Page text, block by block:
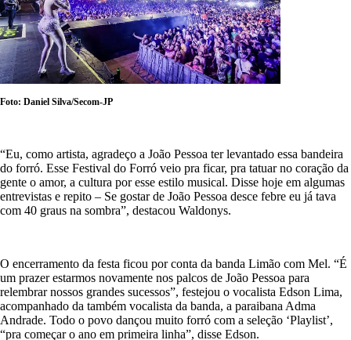
Foto: Daniel Silva/Secom-JP
“Eu, como artista, agradeço a João Pessoa ter levantado essa bandeira
do forró. Esse Festival do Forró veio pra ficar, pra tatuar no coração da
gente o amor, a cultura por esse estilo musical. Disse hoje em algumas
entrevistas e repito – Se gostar de João Pessoa desce febre eu já tava
com 40 graus na sombra”, destacou Waldonys.
O encerramento da festa ficou por conta da banda Limão com Mel. “É
um prazer estarmos novamente nos palcos de João Pessoa para
relembrar nossos grandes sucessos”, festejou o vocalista Edson Lima,
acompanhado da também vocalista da banda, a paraibana Adma
Andrade. Todo o povo dançou muito forró com a seleção ‘Playlist’,
“pra começar o ano em primeira linha”, disse Edson.